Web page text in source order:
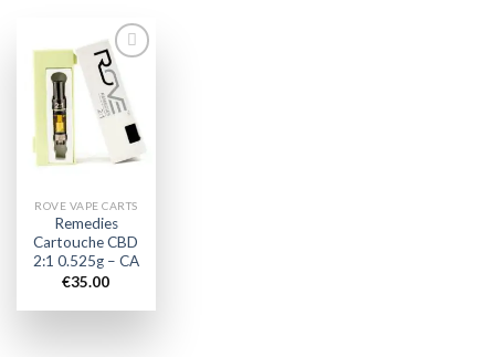
Add to
wishlist
ROVE VAPE CARTS
Remedies
Cartouche CBD
2:1 0.525g – CA
€35.00